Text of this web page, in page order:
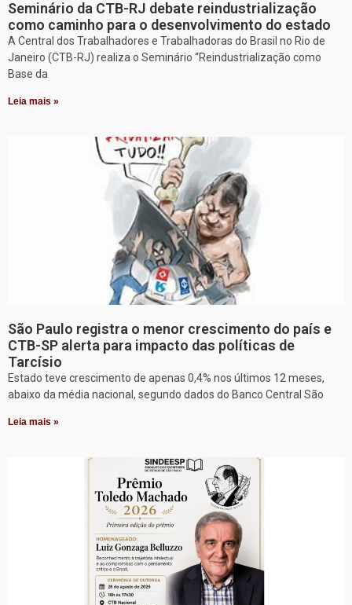
Seminário da CTB-RJ debate reindustrialização
como caminho para o desenvolvimento do estado
A Central dos Trabalhadores e Trabalhadoras do Brasil no Rio de
Janeiro (CTB-RJ) realiza o Seminário “Reindustrialização como
Base da
Leia mais »
São Paulo registra o menor crescimento do país e
CTB-SP alerta para impacto das políticas de
Tarcísio
Estado teve crescimento de apenas 0,4% nos últimos 12 meses,
abaixo da média nacional, segundo dados do Banco Central São
Leia mais »